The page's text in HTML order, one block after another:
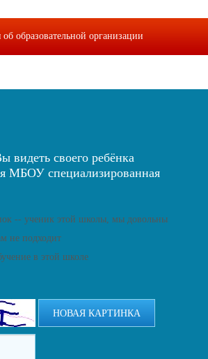
образовательной организации
видеть своего ребёнка
МБОУ специализированная
-- ученик этой школы, мы довольны
не подходит
в этой школе
НОВАЯ КАРТИНКА